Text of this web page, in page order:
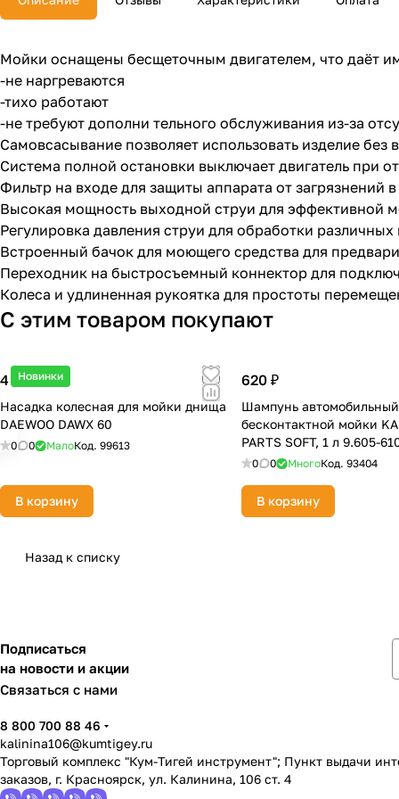
Мойки оснащены бесщеточным двигателем, что даёт
-не наргреваются
-тихо работают
-не требуют дополни тельного обслуживания из-за
Самовсасывание позволяет использовать изделие
Система полной остановки выключает двигатель при
Фильтр на входе для защиты аппарата от загрязнений
Высокая мощность выходной струи для эффективной
Регулировка давления струи для обработки
Встроенный бачок для моющего средства для
Переходник на быстросъемный коннектор для
Колеса и удлиненная рукоятка для простоты
С этим товаром покупают
Новинки
4 990 ₽
Насадка колесная для мойки днища
DAEWOO DAWX 60
0 0 МалоКод. 99613
В корзину
620 ₽
Шампунь
бесконтактной мойки
PARTS SOFT, 1 л 9.605-
0 0 МногоКод.93404
В корзину
Назад к списку
Подписаться
на новости и акции
Связаться с нами
8 800 700 88 46
kalinina106@kumtigey.ru
Торговый комплекс "Кум-Тигей инструмент"; Пункт выдачи
заказов, г. Красноярск, ул. Калинина, 106 ст. 4